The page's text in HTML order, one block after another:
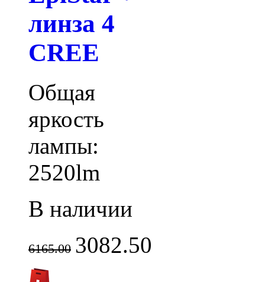
линза 4
CREE
Общая
яркость
лампы:
2520lm
В наличии
6165.00 3082.50